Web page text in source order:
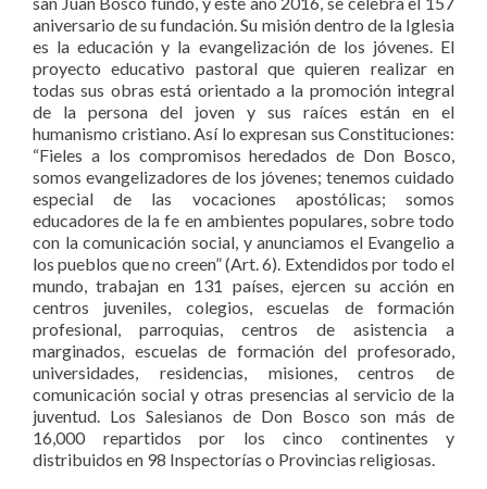
aniversario de su fundación. Su misión dentro de la Iglesia
es la educación y la evangelización de los jóvenes. El
proyecto educativo pastoral que quieren realizar en
todas sus obras está orientado a la promoción integral
de la persona del joven y sus raíces están en el
humanismo cristiano. Así lo expresan sus Constituciones:
“Fieles a los compromisos heredados de Don Bosco,
somos evangelizadores de los jóvenes; tenemos cuidado
especial de las vocaciones apostólicas; somos
educadores de la fe en ambientes populares, sobre todo
con la comunicación social, y anunciamos el Evangelio a
los pueblos que no creen” (Art. 6). Extendidos por todo el
mundo, trabajan en 131 países, ejercen su acción en
centros juveniles, colegios, escuelas de formación
profesional, parroquias, centros de asistencia a
marginados, escuelas de formación del profesorado,
universidades, residencias, misiones, centros de
comunicación social y otras presencias al servicio de la
juventud. Los Salesianos de Don Bosco son más de
16,000 repartidos por los cinco continentes y
distribuidos en 98 Inspectorías o Provincias religiosas.